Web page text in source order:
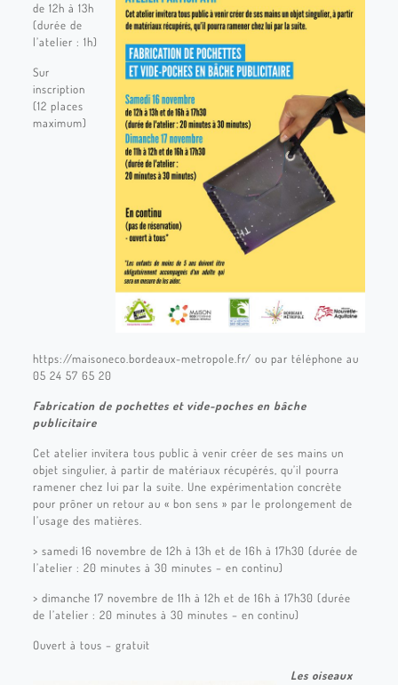
de 12h à 13h
(durée de
l’atelier : 1h)
Sur
inscription
(12 places
maximum)
https://maisoneco.bordeaux-metropole.fr/ ou par téléphone au
05 24 57 65 20
Fabrication de pochettes et vide-poches en bâche
publicitaire
Cet atelier invitera tous public à venir créer de ses mains un
objet singulier, à partir de matériaux récupérés, qu’il pourra
ramener chez lui par la suite. Une expérimentation concrète
pour prôner un retour au « bon sens » par le prolongement de
l’usage des matières.
> samedi 16 novembre de 12h à 13h et de 16h à 17h30 (durée de
l’atelier : 20 minutes à 30 minutes – en continu)
> dimanche 17 novembre de 11h à 12h et de 16h à 17h30 (durée
de l’atelier : 20 minutes à 30 minutes – en continu)
Ouvert à tous – gratuit
Les oiseaux